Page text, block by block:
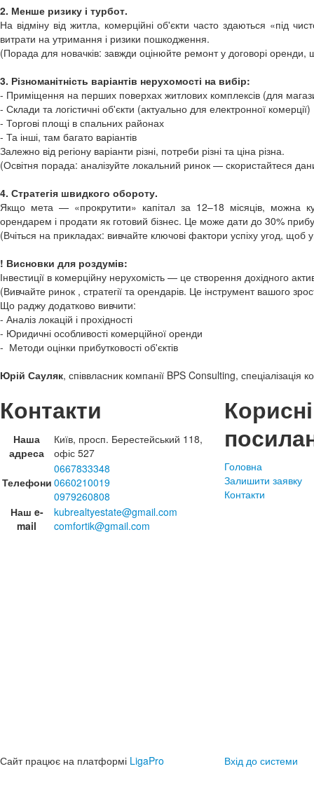
2. Менше ризику і турбот.
На відміну від житла, комерційні об'єкти часто здаються «під
витрати на утримання і ризики пошкодження.
(Порада для новачків: завжди оцінюйте ремонт у договорі
3. Різноманітність варіантів нерухомості на вибір:
- Приміщення на перших поверхах житлових комплексів (для
- Склади та логістичні об'єкти (актуально для електронної комерції)
- Торгові площі в спальних районах
- Та інші, там багато варіантів
Залежно від регіону варіанти різні, потреби різні та ціна різна.
(Освітня порада: аналізуйте локальний ринок — скористайтеся
4. Стратегія швидкого обороту.
Якщо мета — «прокрутити» капітал за 12–18 місяців, можна
орендарем і продати як готовий бізнес. Це може дати до 30%
(Вчіться на прикладах: вивчайте ключові фактори успіху угод, щоб
! Висновки для роздумів:
Інвестиції в комерційну нерухомість — це створення дохідного
(Вивчайте ринок , стратегії та орендарів. Це інструмент вашого
Що раджу додатково вивчити:
- Аналіз локацій і прохідності
- Юридичні особливості комерційної оренди
- Методи оцінки прибутковості об'єктів
Юрій Сауляк, співвласник компанії BPS Consulting,
Контакти
Наша
адреса
Київ, просп. Берестейський 118,
офіс 527
Телефони
0667833348
0660210019
0979260808
Наш e-
mail
kubrealtyestate@gmail.com
comfortik@gmail.com
Корисні
Головна
Залишити заявку
Контакти
Сайт працює на платформі LigaPro Вхід до системи